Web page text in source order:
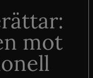
mot